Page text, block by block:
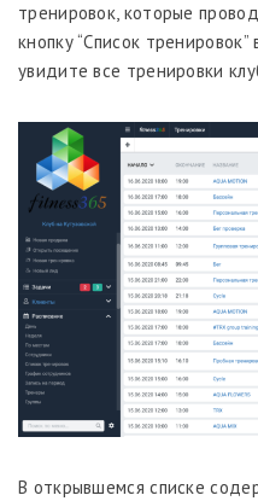
тренировок, которые
кнопку “Список
увидите все тренировки
В открывшемся списке